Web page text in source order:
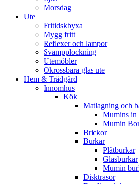
Morsdag
Ute
Fritidskbyxa
Mygg fritt
Reflexer och lampor
Svampplockning
Utemöbler
Okrossbara glas ute
Hem & Trädgård
Innomhus
Kök
Matlagning och
Mumins in
Mumin
Brickor
Burkar
Plåtburkar
Glasburkar
Mumin
Disktrasor